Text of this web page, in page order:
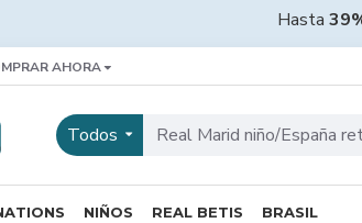
Hasta
AHORA
Todos
NIÑOS REAL BETIS BRASIL